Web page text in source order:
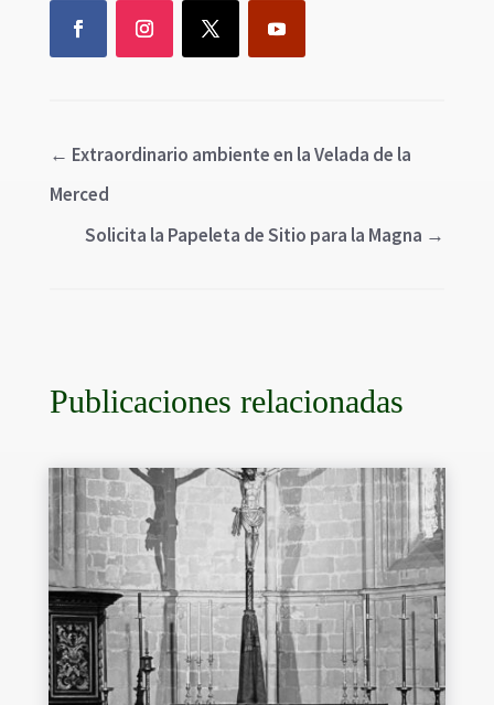
← Extraordinario ambiente en la Velada de la
Merced
Solicita la Papeleta de Sitio para la Magna →
Publicaciones relacionadas